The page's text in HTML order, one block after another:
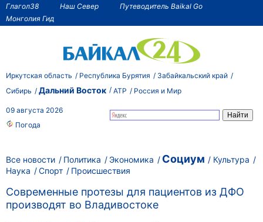
Глагол38 Наш Север
Путеводитель Baikal Go
Монголия Гид
Иркутская область Республика Бурятия
Забайкальский край
Сибирь
Дальний Восток АТР Россия и Мир
09 августа 2026
Погода
Все новости Политика Экономика Социум
Культура
Наука
Спорт Происшествия
Современные протезы для пациентов из ДФО
производят во Владивостоке